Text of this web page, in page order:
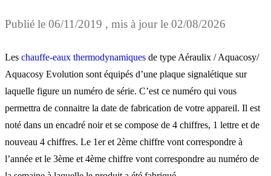
Publié le 06/11/2019 , mis à jour le 02/08/2026
Les chauffe-eaux thermodynamiques de type Aéraulix / Aquacosy/
Aquacosy Evolution sont équipés d’une plaque signalétique sur
laquelle figure un numéro de série. C’est ce numéro qui vous
permettra de connaitre la date de fabrication de votre appareil. Il est
noté dans un encadré noir et se compose de 4 chiffres, 1 lettre et de
nouveau 4 chiffres. Le 1er et 2ème chiffre vont correspondre à
l’année et le 3ème et 4ème chiffre vont correspondre au numéro de